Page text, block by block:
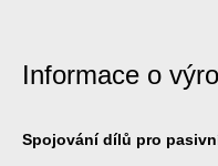
Informace o
Spojování dílů pro